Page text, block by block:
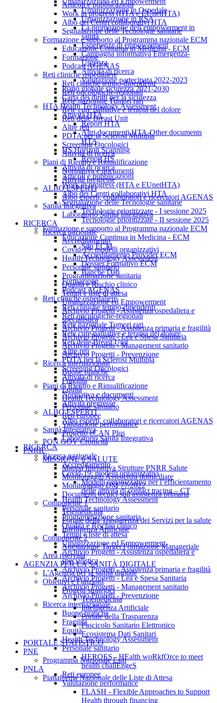
Articoli e pubblicazioni
Work in progress (HTA e EUnetHTA)
Albo dei Centri collaborativi HTA
Segnalazione delle Tecnologie sanitarie
Formazione e supporto al Programma nazionale ECM
Educazione Continua in Medicina - ECM
Formazione
Podcast AGENAS
Reti cliniche ospedaliere
Reti cliniche tempo-dipendenti
Reti oncologiche-regionali
Rete nazionale Tumori rari
Rete cure palliative e terapia del dolore
Reti delle Breast Unit
Altre reti
PDTA per la Sclerosi Multipla
Screening Oncologici
Attività di ricerca
Piani di Rientro e Riqualificazione
Normativa e documenti
Attività pregresse
ALBO ESPERTI
Albo esperti, collaboratori e ricercatori AGENAS
Sanità Integrativa
Laboratorio Sanità Integrativa
RICERCA
Ricerca nazionale
Accreditamento
Covid-19: modelli organizzativi
Health Technology Assessment
Personale sanitario
Programmazione sanitaria
Qualità e Rischio clinico
Tempi e liste di attesa
Umanizzazione ed Empowerment
Archivio Progetti - Assistenza ospedaliera e
specialistica
Archivio Progetti - Assistenza primaria e fragilità
Archivio Progetti - Lea e Spesa Sanitaria
Archivio Progetti - Management sanitario
Archivio Progetti - Prevenzione
Ricerca internazionale
Buone pratiche
Fragilità
Equità
Health Technology Assessment
Personale sanitario
Reti europee
Valutazione performance
Progetto eCAN Plus
PON GOV Cronicità
PNRR
MISSIONE 6 SALUTE
Mappa Interattiva Strutture PNRR Salute
Monitoraggio Assistenza domiciliare
Monitoraggio DM 77/2022
Documenti tecnici sull'assistenza primaria
Componente 1
Telemedicina
Portale della Trasparenza dei Servizi per la salute
Intelligenza Artificiale
Componente 2
Attestazione Target Formazione Manageriale
Area riservata
AGENZIA PER LA SANITÀ DIGITALE
L'Agenzia per la sanità digitale
Obiettivi e Funzioni
Progetti strategici
Telemedicina
Intelligenza Artificiale
Portale della Trasparenza
Fascicolo Sanitario Elettronico
Ecosistema Dati Sanitari
PORTALE STATISTICO
PNE
Programma Nazionale Esiti
PNLA
Piattaforma Nazionale delle Liste di Attesa
Umanizzazione in Ospedale
Umanizzazione in RSA
La promozione dell’empowerment in
sanità
Esperienze di empowerment
Campagna informativa Emergenza-
Urgenza
Attività di ricerca
Valutazione partecipata 2022-2023
Piano globale sicurezza 2021-2030
Carta dei diritti per la sicurezza
HTA Health Technology Assessment
Attività HTA
Report HTA
Altri documenti HTA-Other documents
HTA
HS Horizon Scanning
Report HS
Attività di ricerca
Articoli e pubblicazioni
Work in progress (HTA e EUnetHTA)
Albo dei Centri collaborativi HTA
Segnalazione delle Tecnologie sanitarie
Tecnologie prioritizzate - I sessione 2025
Tecnologie prioritizzate - II sessione 2025
Formazione e supporto al Programma nazionale ECM
Educazione Continua in Medicina - ECM
Sito ECM
Accreditamento Provider ECM
Dossier Formativo ECM
Banche Dati
Formazione
Podcast AGENAS
Reti cliniche ospedaliere
Reti cliniche tempo-dipendenti
Reti oncologiche-regionali
Rete nazionale Tumori rari
Rete cure palliative e terapia del dolore
Reti delle Breast Unit
Altre reti
PDTA per la Sclerosi Multipla
Screening Oncologici
Attività di ricerca
Piani di Rientro e Riqualificazione
Normativa e documenti
Attività pregresse
ALBO ESPERTI
Albo esperti, collaboratori e ricercatori AGENAS
Sanità Integrativa
Laboratorio Sanità Integrativa
RICERCA
Ricerca nazionale
Accreditamento
Covid-19: modelli organizzativi
Modelli organizzativi per l’efficientamento
delle attività di contact tracing – CT
Health Technology Assessment
Personale sanitario
Programmazione sanitaria
Qualità e Rischio clinico
Tempi e liste di attesa
Umanizzazione ed Empowerment
Archivio Progetti - Assistenza ospedaliera e
specialistica
Archivio Progetti - Assistenza primaria e fragilità
Archivio Progetti - Lea e Spesa Sanitaria
Archivio Progetti - Management sanitario
Archivio Progetti - Prevenzione
Ricerca internazionale
Buone pratiche
Fragilità
Equità
Health Technology Assessment
Personale sanitario
HEROES - HEalth woRkfOrce to meet
health challEngeS
Reti europee
Valutazione performance
FLASH - Flexible Approaches to Support
Health through financing